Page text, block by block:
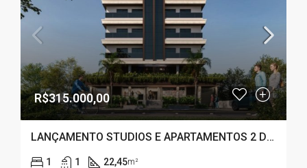
R$315.000,00
LANÇAMENTO STUDIOS E APARTAMENTOS 2 DORMITÓRIOS – CAMPECHE ( FLORIANÓPOLIS – SC)
1 1 22,45m²